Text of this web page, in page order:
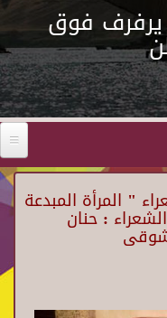
يرفرف فوق
" المرأة المبدعة
: حنان